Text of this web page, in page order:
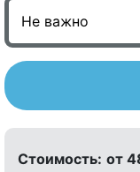
Стоимость: от